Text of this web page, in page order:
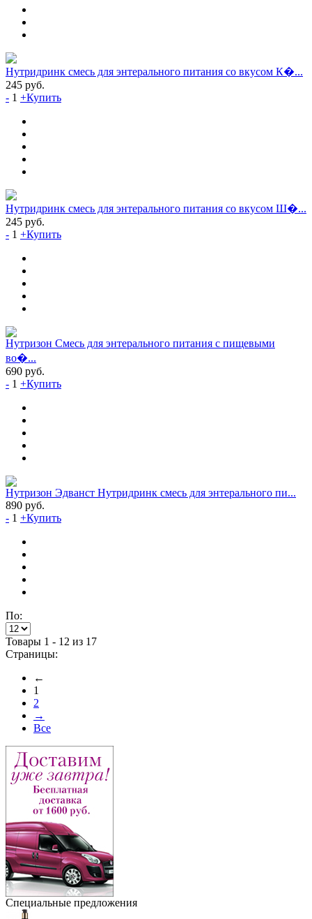
Нутридринк смесь для энтерального питания со вкусом К�...
245 руб.
- 1 +Купить
Нутридринк смесь для энтерального питания со вкусом Ш�...
245 руб.
- 1 +Купить
Нутризон Смесь для энтерального питания с пищевыми
во�...
690 руб.
- 1 +Купить
Нутризон Эдванст Нутридринк смесь для энтерального пи...
890 руб.
- 1 +Купить
По:
Товары 1 - 12 из 17
Страницы:
←
1
2
→
Все
Специальные предложения